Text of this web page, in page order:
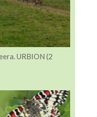
URBION (2